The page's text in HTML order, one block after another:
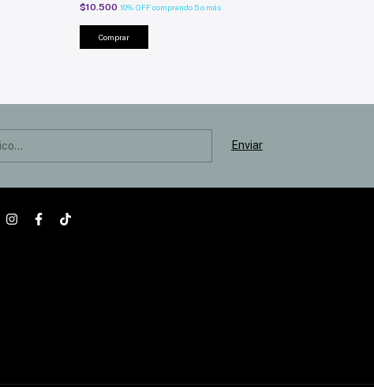
$10.500 10% OFFcomprando 5 o más
Comprar